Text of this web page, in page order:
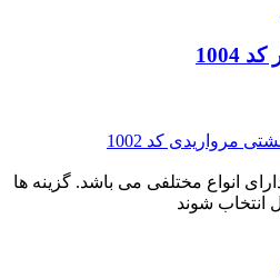
انواع مختلفی می باشد. گزینه ها
شوند